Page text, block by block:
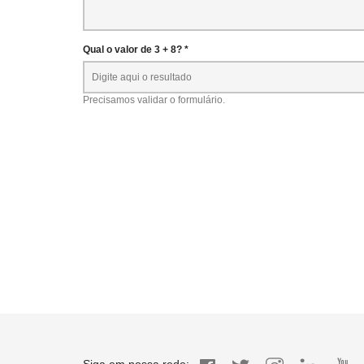
Qual o valor de 3 + 8? *
Precisamos validar o formulário.